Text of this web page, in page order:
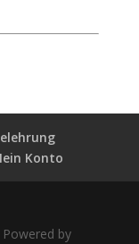
Konto
by